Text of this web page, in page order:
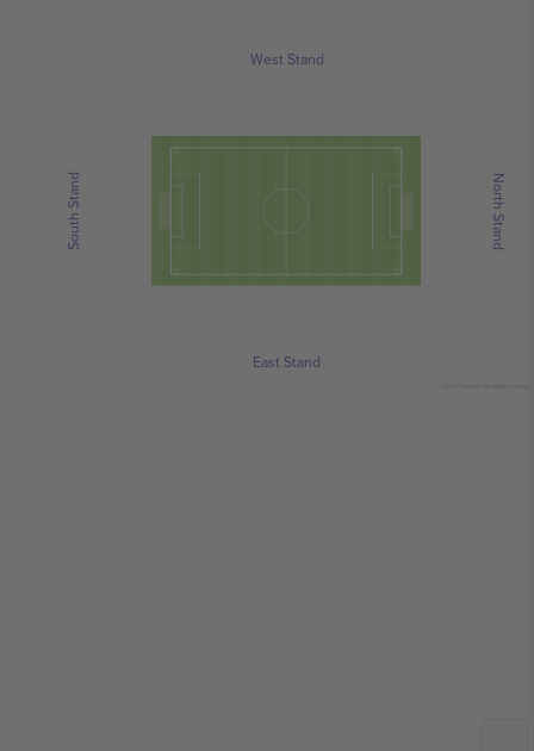
West Stand
North Stand
East Stand
South Stand